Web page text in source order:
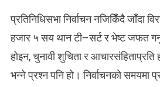
प्रतिनिधिसभा निर्वाचन नजिकिँदै जाँदा
हजार ५ सय थान टी–सर्ट र भेष्ट जफत
होइन, चुनावी शुचिता र आचारसंहिताप्रति
भन्ने प्रश्न पनि हो। निर्वाचनको समयमा